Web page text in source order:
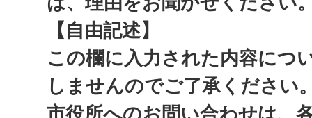
【自由記述】
この欄に入力された内容につ
しませんのでご了承ください